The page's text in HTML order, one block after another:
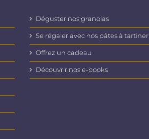
Déguster nos granolas
Se régaler avec nos pâtes à tartiner
Offrez un cadeau
Découvrir nos e-books